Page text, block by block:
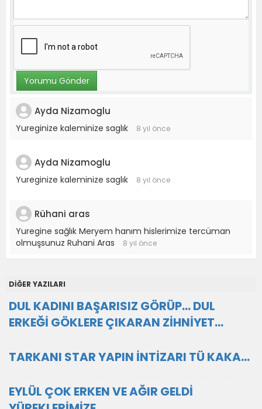
Ayda Nizamoglu
Yureginize kaleminize saglık 8 yıl önce
Ayda Nizamoglu
Yureginize kaleminize saglık 8 yıl önce
Rühani aras
Yuregine sağlık Meryem hanım hislerimize tercüman
olmuşsunuz Ruhani Aras
8 yıl önce
DİĞER YAZILARI
DUL KADINI BAŞARISIZ GÖRÜP… DUL
ERKEĞİ GÖKLERE ÇIKARAN ZİHNİYET…
TARKANI STAR YAPIN İNTİZARI TÜ KAKA…
EYLÜL ÇOK ERKEN VE AĞIR GELDİ